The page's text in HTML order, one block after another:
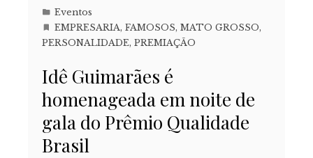
Eventos
EMPRESARIA, FAMOSOS, MATO GROSSO,
PERSONALIDADE, PREMIAÇÃO
Idê Guimarães é
homenageada em noite de
gala do Prêmio Qualidade
Brasil